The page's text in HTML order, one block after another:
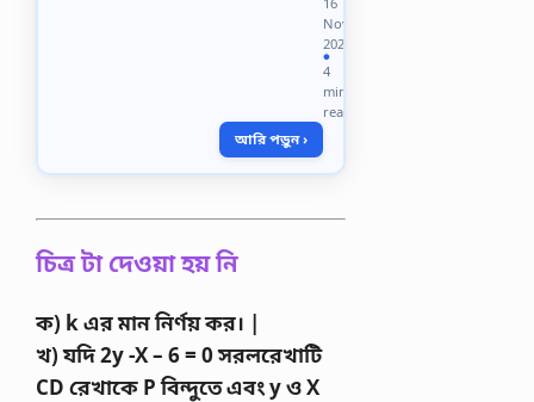
Accounting
Suggestion
2026
Intermediate
Accounting
suggestion
Honors
Nov
2023
●
4
min
read
আরি পড়ুন ›
চিত্র টা দেওয়া হয় নি
ক) k এর মান নির্ণয় কর। |
খ) যদি 2y -X – 6 = 0 সরলরেখাটি
CD রেখাকে P বিন্দুতে এবং y ও X